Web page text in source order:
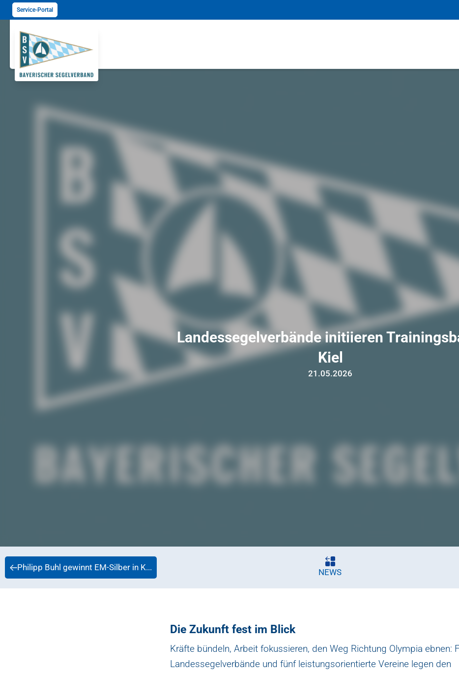
Service-Portal
Landessegelverbände initiieren
Kiel
21.05.2026
Philipp Buhl gewinnt EM-Silber in K... NEWS
Die Zukunft fest im Blick
Kräfte bündeln, Arbeit fokussieren, den Weg Richtung Olympia ebnen:
Landessegelverbände und fünf leistungsorientierte Vereine legen den